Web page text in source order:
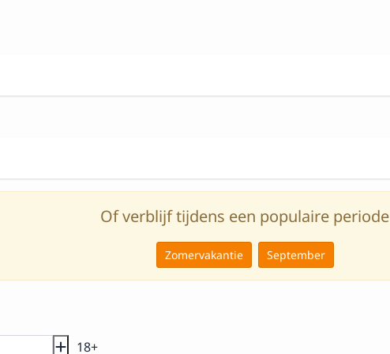
Of verblijf tijdens een populaire periode
Zomervakantie September
18+